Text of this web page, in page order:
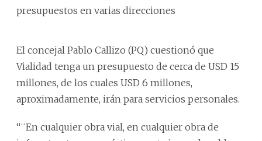
presupuestos en varias direcciones
El concejal Pablo Callizo (PQ) cuestionó que
Vialidad tenga un presupuesto de cerca de USD 15
millones, de los cuales USD 6 millones,
aproximadamente, irán para servicios personales.
“¨En cualquier obra vial, en cualquier obra de